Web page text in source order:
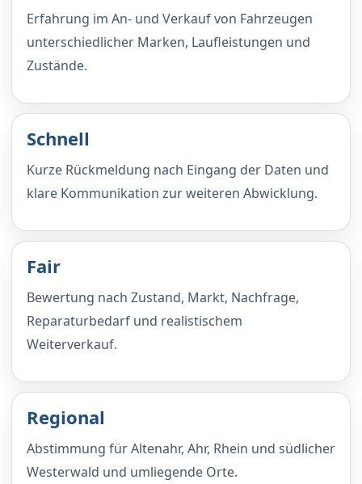
Erfahrung im An- und Verkauf von Fahrzeugen
unterschiedlicher Marken, Laufleistungen und
Zustände.
Schnell
Kurze Rückmeldung nach Eingang der Daten und
klare Kommunikation zur weiteren Abwicklung.
Fair
Bewertung nach Zustand, Markt, Nachfrage,
Reparaturbedarf und realistischem
Weiterverkauf.
Regional
Abstimmung für Altenahr, Ahr, Rhein und südlicher
Westerwald und umliegende Orte.